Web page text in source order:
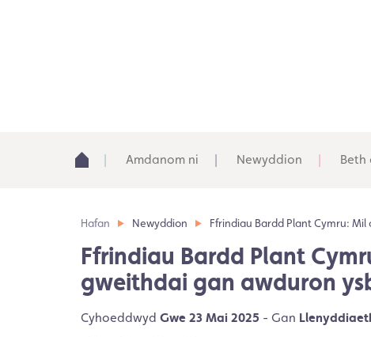
Amdanom ni Newyddion Beth
Hafan Newyddion Ffrindiau Bardd Plant Cymru:
Ffrindiau Bardd Plant
gweithdai gan awduron
Cyhoeddwyd Gwe 23 Mai 2025 - Gan